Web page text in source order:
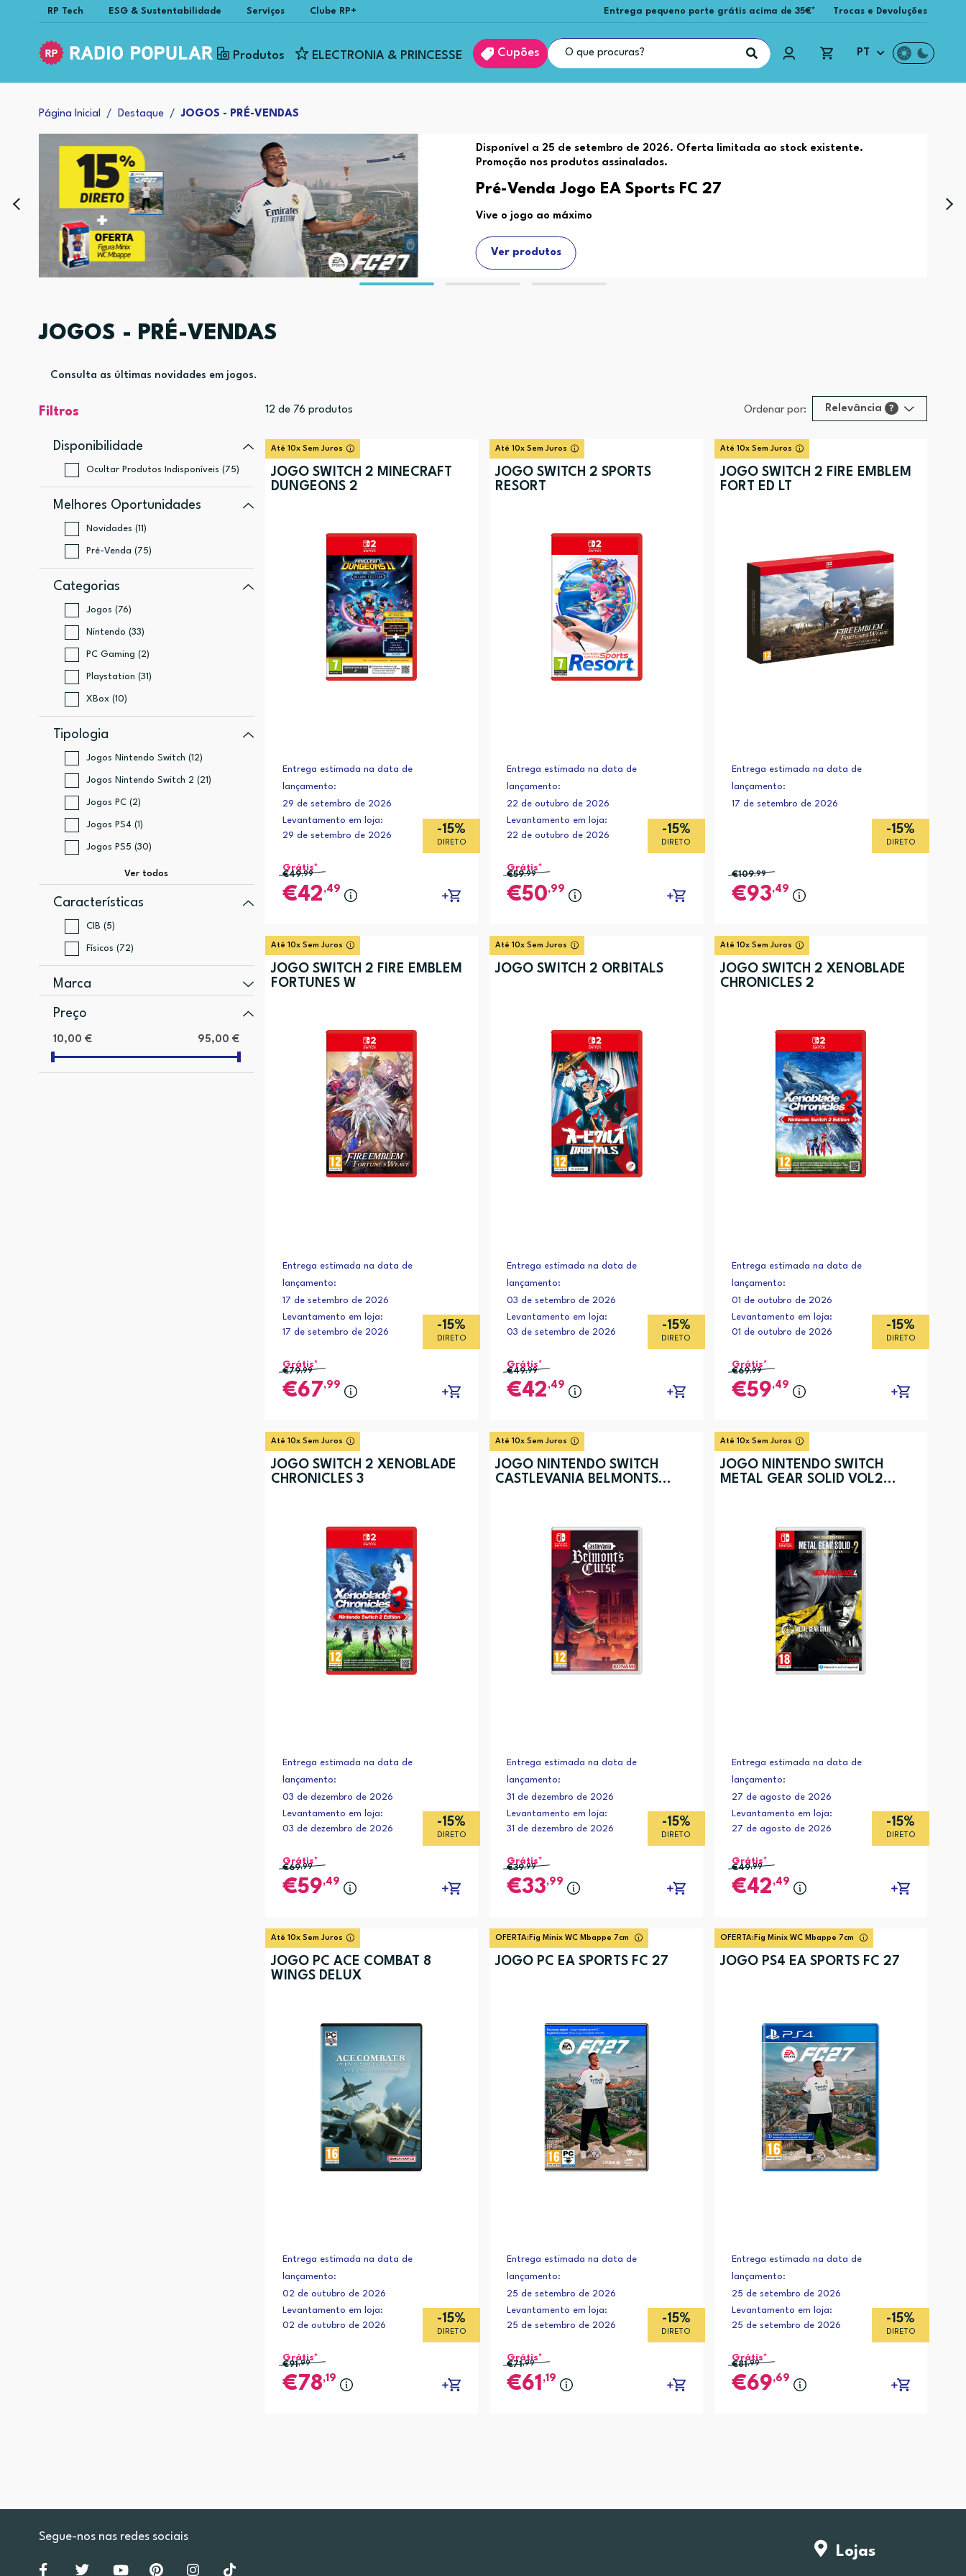
RP Tech ESG & Sustentabilidade Serviços Clube RP+ Entrega pequeno porte grátis acima de 35€* Trocas e Devoluções
Produtos ELECTRONIA & PRINCESSE Cupões PT
Página Inicial Destaque JOGOS - PRÉ-VENDAS
Disponível a 25 de setembro de 2026. Oferta limitada ao stock existente.
Promoção nos produtos assinalados.
Pré-Venda Jogo EA Sports FC 27
Vive o jogo ao máximo
Ver produtos
JOGOS - PRÉ-VENDAS
Consulta as últimas novidades em jogos.
Filtros
Disponibilidade
Ocultar Produtos Indisponíveis (75)
Melhores Oportunidades
Novidades (11)
Pré-Venda (75)
Categorias
Jogos (76)
Nintendo (33)
PC Gaming (2)
Playstation (31)
XBox (10)
Tipologia
Jogos Nintendo Switch (12)
Jogos Nintendo Switch 2 (21)
Jogos PC (2)
Jogos PS4 (1)
Jogos PS5 (30)
Características
CIB (5)
Físicos (72)
Marca
BANDAI/NAMCO (43)
Preço
10,00 € 95,00 €
12 de 76 produtos Ordenar por: Relevância ?
Até 10x Sem Juros
JOGO SWITCH 2 MINECRAFT
DUNGEONS 2
Entrega estimada na data de
lançamento:
29 de setembro de 2026
Levantamento em loja:
29 de setembro de 2026
Grátis*
-15%
DIRETO
€49,99
42 ,49
Até 10x Sem Juros
JOGO SWITCH 2 SPORTS
RESORT
Entrega estimada na data de
lançamento:
22 de outubro de 2026
Levantamento em loja:
22 de outubro de 2026
Grátis*
-15%
DIRETO
€59,99
50,99
Até 10x Sem Juros
JOGO SWITCH 2 FIRE EMBLEM
FORT ED LT
Entrega estimada na data de
lançamento:
17 de setembro de 2026
-15%
DIRETO
€109,99
93,49
Até 10x Sem Juros
JOGO SWITCH 2 FIRE EMBLEM
FORTUNES W
Entrega estimada na data de
lançamento:
17 de setembro de 2026
Levantamento em loja:
17 de setembro de 2026
Grátis*
-15%
DIRETO
€79,99
67,99
Até 10x Sem Juros
JOGO SWITCH 2 ORBITALS
Entrega estimada na data de
lançamento:
03 de setembro de 2026
Levantamento em loja:
03 de setembro de 2026
Grátis*
-15%
DIRETO
€49,99
42 ,49
Até 10x Sem Juros
JOGO SWITCH 2 XENOBLADE
CHRONICLES 2
Entrega estimada na data de
lançamento:
01 de outubro de 2026
Levantamento em loja:
01 de outubro de 2026
Grátis*
-15%
DIRETO
€69,99
59,49
Até 10x Sem Juros
JOGO SWITCH 2 XENOBLADE
CHRONICLES 3
Entrega estimada na data de
lançamento:
03 de dezembro de 2026
Levantamento em loja:
03 de dezembro de 2026
Grátis*
-15%
DIRETO
€69,99
59,49
Até 10x Sem Juros
JOGO NINTENDO SWITCH
CASTLEVANIA BELMONTS
Entrega estimada na data de
lançamento:
31 de dezembro de 2026
Levantamento em loja:
31 de dezembro de 2026
Grátis*
-15%
DIRETO
€39,99
33,99
Até 10x Sem Juros
JOGO NINTENDO SWITCH
METAL GEAR SOLID VOL2
Entrega estimada na data de
lançamento:
27 de agosto de 2026
Levantamento em loja:
27 de agosto de 2026
Grátis*
-15%
DIRETO
€49,99
42 ,49
Até 10x Sem Juros
JOGO PC ACE COMBAT 8
WINGS DELUX
Entrega estimada na data de
lançamento:
02 de outubro de 2026
Levantamento em loja:
02 de outubro de 2026
Grátis*
-15%
DIRETO
€91,99
78,19
OFERTA: Fig Minix WC Mbappe 7cm
JOGO PC EA SPORTS FC 27
Entrega estimada na data de
lançamento:
25 de setembro de 2026
Levantamento em loja:
25 de setembro de 2026
Grátis*
-15%
DIRETO
€71,99
61 ,19
OFERTA: Fig Minix WC Mbappe 7cm
JOGO PS4 EA SPORTS FC 27
Entrega estimada na data de
lançamento:
25 de setembro de 2026
Levantamento em loja:
25 de setembro de 2026
Grátis*
-15%
DIRETO
€81,99
69,69
Lojas
Segue-nos nas redes sociais